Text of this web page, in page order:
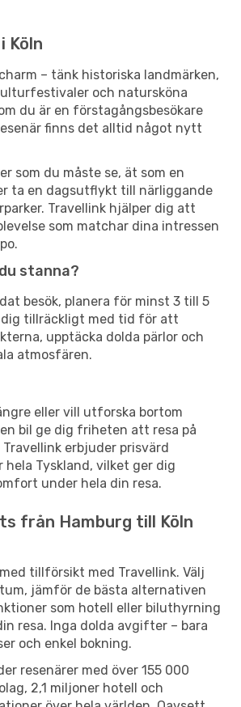
Köln
– tänk historiska landmärken,
och natursköna
du är en förstagångsbesökare
finns det alltid något nytt
som du måste se, ät som en
ta en dagsutflykt till närliggande
Travellink hjälper dig att
som matchar dina intressen
stanna?
besök, planera för minst 3 till 5
dig tillräckligt med tid för att
upptäcka dolda pärlor och
atmosfären.
eller vill utforska bortom
bil ge dig friheten att resa på
erbjuder prisvärd
Tyskland, vilket ger dig
under hela din resa.
från Hamburg till Köln
tillförsikt med Travellink. Välj
jämför de bästa alternativen
som hotell eller biluthyrning
resa. Inga dolda avgifter – bara
och enkel bokning.
resenärer med över 155 000
2,1 miljoner hotell och